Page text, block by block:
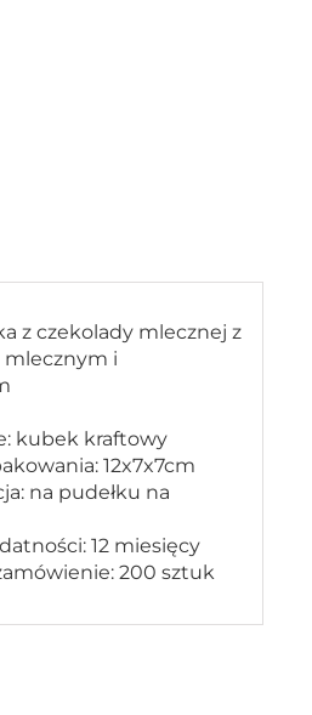
z czekolady mlecznej z
i
kubek kraftowy
12x7x7cm
na pudełku na
12 miesięcy
200 sztuk